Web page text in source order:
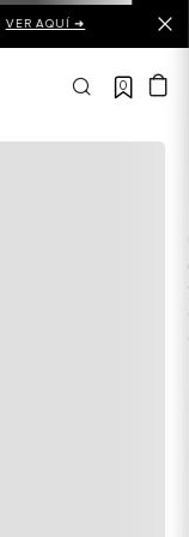
VER AQUÍ ➜
0